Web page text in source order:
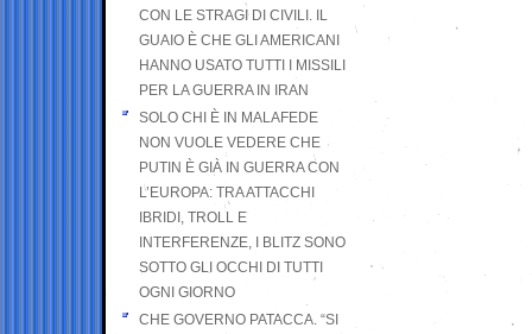
CON LE STRAGI DI CIVILI. IL
GUAIO È CHE GLI AMERICANI
HANNO USATO TUTTI I MISSILI
PER LA GUERRA IN IRAN
SOLO CHI È IN MALAFEDE
NON VUOLE VEDERE CHE
PUTIN È GIÀ IN GUERRA CON
L’EUROPA: TRA ATTACCHI
IBRIDI, TROLL E
INTERFERENZE, I BLITZ SONO
SOTTO GLI OCCHI DI TUTTI
OGNI GIORNO
CHE GOVERNO PATACCA. “SI